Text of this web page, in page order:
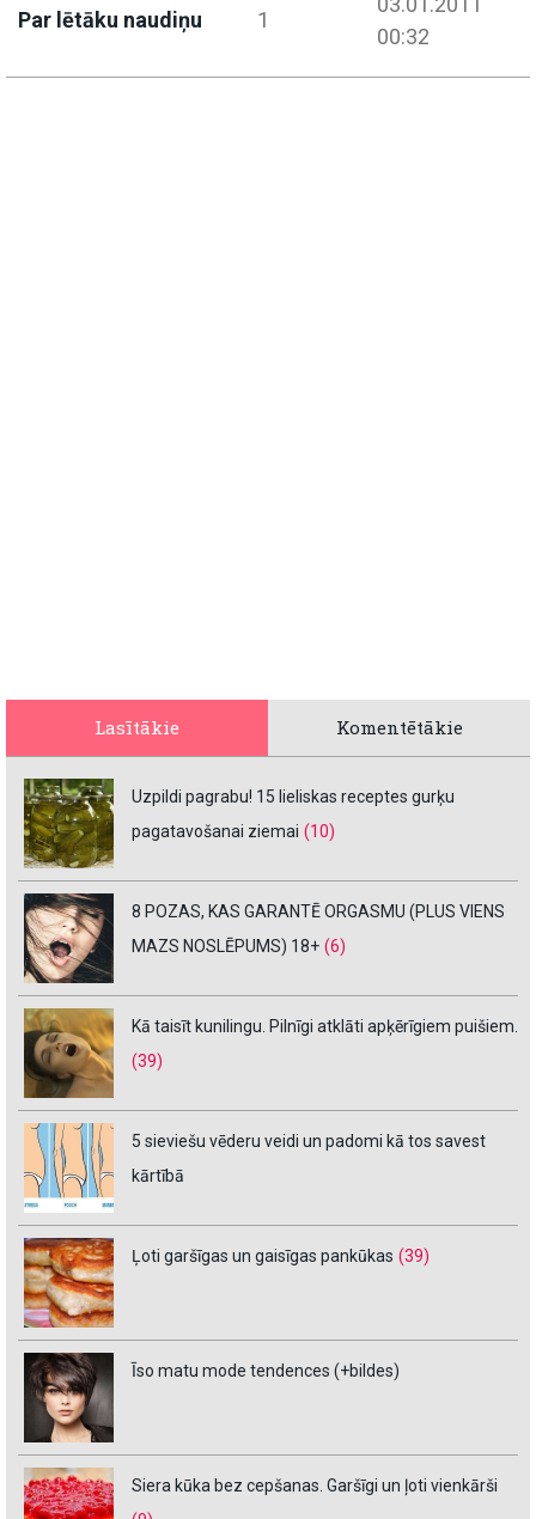
Par lētāku naudiņu 1
00:32
Lasītākie Komentētākie
Uzpildi pagrabu! 15 lieliskas receptes gurķu
pagatavošanai ziemai (10)
8 POZAS, KAS GARANTĒ ORGASMU (PLUS VIENS
MAZS NOSLĒPUMS) 18+ (6)
Kā taisīt kunilingu. Pilnīgi atklāti apķērīgiem puišiem.
(39)
5 sieviešu vēderu veidi un padomi kā tos savest
kārtībā
Ļoti garšīgas un gaisīgas pankūkas (39)
Īso matu mode tendences (+bildes)
Siera kūka bez cepšanas. Garšīgi un ļoti vienkārši